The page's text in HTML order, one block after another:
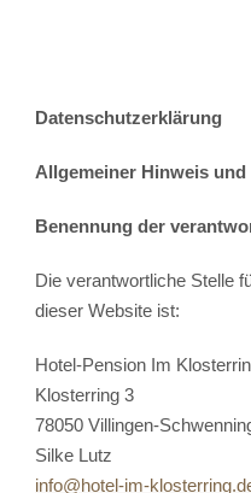
Datenschutzerklärung
Allgemeiner Hinweis
Benennung der
Die verantwortliche Stelle
dieser Website ist:
Hotel-Pension Im
Klosterring 3
78050 Villingen-
Silke Lutz
info@hotel-im-